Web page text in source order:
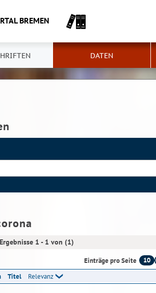
BREMEN
DATEN
Ergebnisse 1 - 1 von (1)
Einträge pro Seite 10
Titel Relevanz